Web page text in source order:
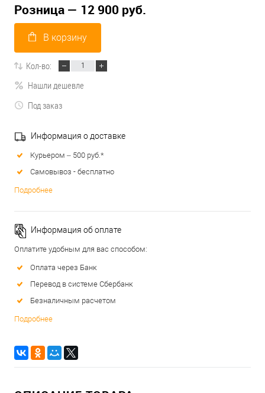
Розница — 12 900 руб.
В корзину
Кол-во:
Нашли дешевле
Под заказ
Информация о доставке
Курьером – 500 руб.*
Самовывоз - бесплатно
Подробнее
Информация об оплате
Оплатите удобным для вас способом:
Оплата через Банк
Перевод в системе Сбербанк
Безналичным расчетом
Подробнее